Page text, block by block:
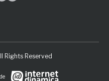
Rights Reserved